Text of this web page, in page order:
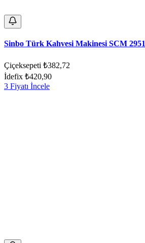
Sinbo Türk Kahvesi Makinesi SCM 2951
Çiçeksepeti ₺382,72
İdefix ₺420,90
3 Fiyatı İncele